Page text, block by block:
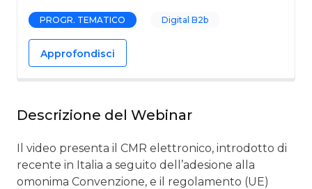
PROGR. TEMATICO Digital B2b
Approfondisci
Descrizione del Webinar
Il video presenta il CMR elettronico, introdotto di
recente in Italia a seguito dell’adesione alla
omonima Convenzione, e il regolamento (UE)